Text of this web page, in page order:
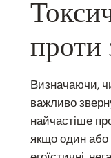
проти
Визначаючи,
важливо
найчастіше
якщо один або